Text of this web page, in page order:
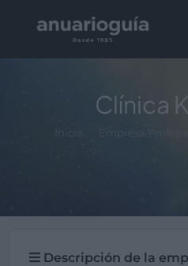
Clínica
Descripción de la